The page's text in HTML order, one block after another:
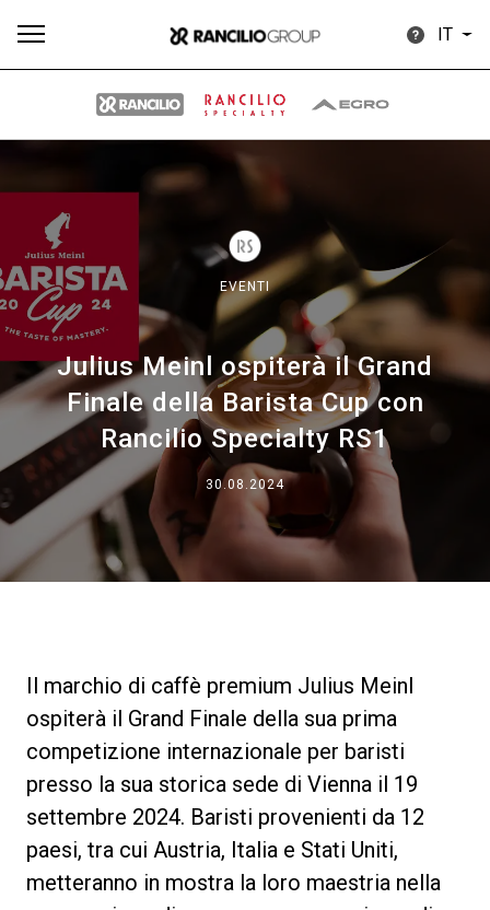
IT
EVENTI
Julius Meinl ospiterà il Grand
Finale della Barista Cup con
Rancilio Specialty RS1
30.08.2024
Il marchio di caffè premium Julius Meinl
ospiterà il Grand Finale della sua prima
competizione internazionale per baristi
presso la sua storica sede di Vienna il 19
settembre 2024. Baristi provenienti da 12
paesi, tra cui Austria, Italia e Stati Uniti,
metteranno in mostra la loro maestria nella
Brand
Il gruppo
News
I nostri Lab
Sostenibilità
Connect
Contattaci